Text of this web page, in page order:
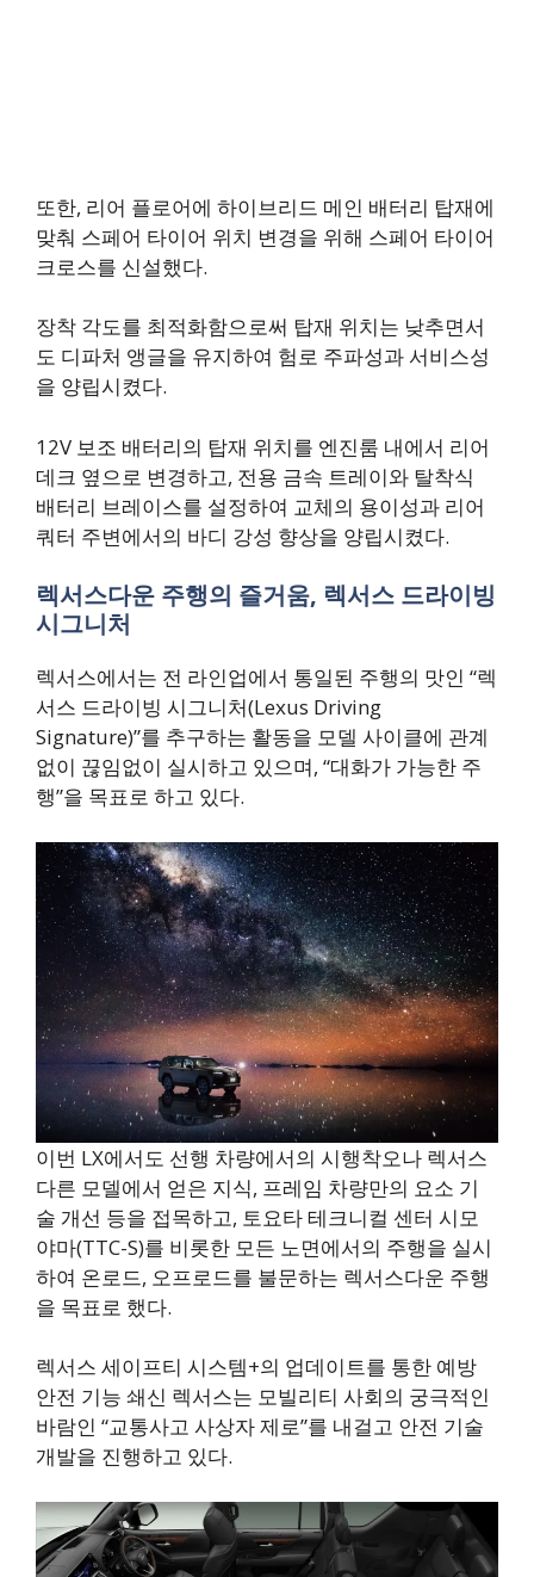
또한, 리어 플로어에 하이브리드 메인 배터리 탑재에
맞춰 스페어 타이어 위치 변경을 위해 스페어 타이어
크로스를 신설했다.
장착 각도를 최적화함으로써 탑재 위치는 낮추면서
도 디파처 앵글을 유지하여 험로 주파성과 서비스성
을 양립시켰다.
12V 보조 배터리의 탑재 위치를 엔진룸 내에서 리어
데크 옆으로 변경하고, 전용 금속 트레이와 탈착식
배터리 브레이스를 설정하여 교체의 용이성과 리어
쿼터 주변에서의 바디 강성 향상을 양립시켰다.
렉서스다운 주행의 즐거움, 렉서스 드라이빙
시그니처
렉서스에서는 전 라인업에서 통일된 주행의 맛인 “렉
서스 드라이빙 시그니처(Lexus Driving
Signature)”를 추구하는 활동을 모델 사이클에 관계
없이 끊임없이 실시하고 있으며, “대화가 가능한 주
행”을 목표로 하고 있다.
이번 LX에서도 선행 차량에서의 시행착오나 렉서스
다른 모델에서 얻은 지식, 프레임 차량만의 요소 기
술 개선 등을 접목하고, 토요타 테크니컬 센터 시모
야마(TTC-S)를 비롯한 모든 노면에서의 주행을 실시
하여 온로드, 오프로드를 불문하는 렉서스다운 주행
을 목표로 했다.
렉서스 세이프티 시스템+의 업데이트를 통한 예방
안전 기능 쇄신 렉서스는 모빌리티 사회의 궁극적인
바람인 “교통사고 사상자 제로”를 내걸고 안전 기술
개발을 진행하고 있다.